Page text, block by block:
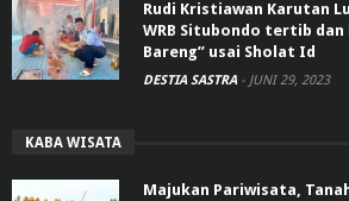
Rudi Kristiawan Karutan
WRB Situbondo tertib
Bareng” usai Sholat Id
DESTIA SASTRA - JUNI 29, 2023
KABA WISATA
Majukan Pariwisata,